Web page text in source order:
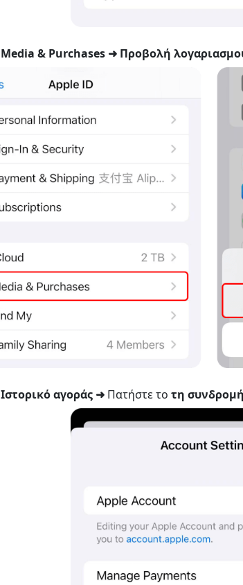
Media & Purchases ➜ Προβολή
Ιστορικό αγοράς ➜ Πατήστε το τη συνδρομή